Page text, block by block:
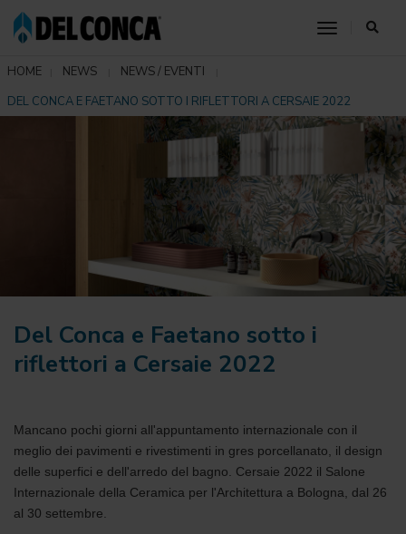
toggle
HOME NEWS
NEWS / EVENTI
DEL CONCA E FAETANO SOTTO I RIFLETTORI A CERSAIE 2022
Del Conca e Faetano sotto i
riflettori a Cersaie 2022
Mancano pochi giorni all'appuntamento internazionale con il
meglio dei pavimenti e rivestimenti in gres porcellanato, il design
delle superfici e dell'arredo del bagno. Cersaie 2022 il Salone
Internazionale della Ceramica per l'Architettura a Bologna, dal 26
al 30 settembre.